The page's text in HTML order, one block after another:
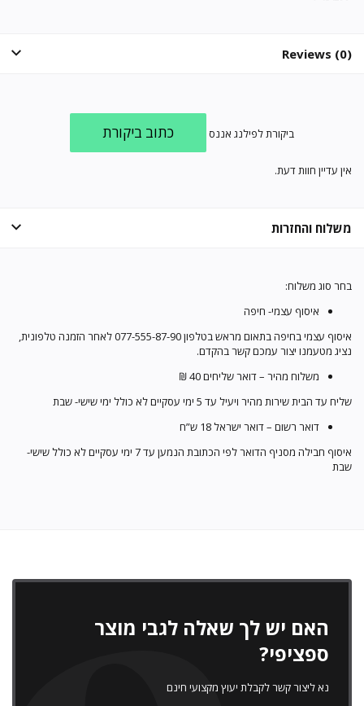
Reviews (0)
ביקורת לפילנג אננס כתוב ביקורת
אין עדיין חוות דעת.
משלוח והחזרות
בחר סוג משלוח:
איסוף עצמי- חיפה
איסוף עצמי בחיפה בתאום מראש בטלפון 077-555-87-90 לאחר הזמנה טלפונית,
נציג מטעמנו יצור עמכם קשר בהקדם.
משלוח מהיר – דואר שליחים 40 ₪
שליח עד הבית שירות מהיר ויעיל עד 5 ימי עסקיים לא כולל ימי שישי- שבת
דואר רשום – דואר ישראל 18 ש”ח
איסוף חבילה מסניף הדואר לפי הכתובת הנמען עד 7 ימי עסקיים לא כולל שישי-
שבת
האם יש לך שאלה לגבי מוצר
ספציפי?
נא ליצור קשר לקבלת יעוץ מקצועי חינם